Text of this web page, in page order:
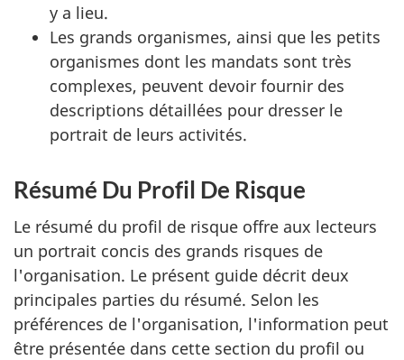
y a lieu.
Les grands organismes, ainsi que les petits
organismes dont les mandats sont très
complexes, peuvent devoir fournir des
descriptions détaillées pour dresser le
portrait de leurs activités.
Résumé Du Profil De Risque
Le résumé du profil de risque offre aux lecteurs
un portrait concis des grands risques de
l'organisation. Le présent guide décrit deux
principales parties du résumé. Selon les
préférences de l'organisation, l'information peut
être présentée dans cette section du profil ou